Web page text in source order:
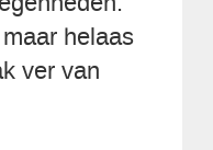
helaas
ver van